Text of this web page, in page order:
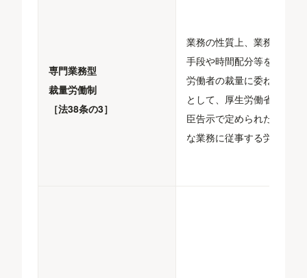
専門業務型
裁量労働制
［法38条の3］
業務の性質上、業務遂行の
手段や時間配分等を大幅に
労働者の裁量に委ねる業務
として、厚生労働省及び大
臣告示で定められた専門的
な業務に従事する労働者